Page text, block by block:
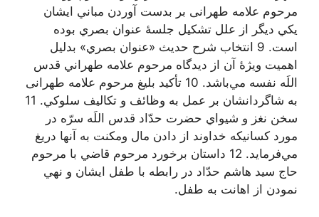
مرحوم علامه طهرانی بر بدست آوردن مباني ایشان
يكي ديگر از علل تشكيل جلسۀ عنوان بصري بوده
است. 9 انتخاب شرح حديث «عنوان بصري» بدليل
اهميت ويژۀ آن از ديدگاه مرحوم علامه طهراني قدس
اللَه نفسه مي‌باشد. 10 تأكيد بليغ مرحوم علامه طهرانی
به شاگردانشان بر عمل به وظائف و تكاليف سلوكي. 11
سخن نغز و شيواي حضرت حدّاد قدس اللَه سرّه در
مورد كسانيكه خداوند از دادن مال ومكنت به آنها دريغ
مي‌فرمايد. 12 داستان برخورد مرحوم قاضي با مرحوم
حاج سيد هاشم حدّاد در رابطه با طفل ايشان و نهي
نمودن از اهانت به طفل.